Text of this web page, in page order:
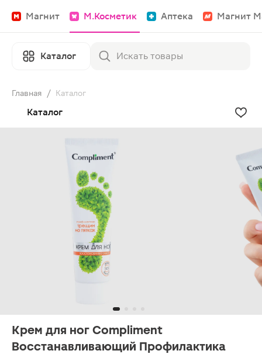
Магнит М.Косметик Аптека Магнит
Каталог
Главная / Каталог
Каталог
Крем для ног Compliment
Восстанавливающий Профилактика